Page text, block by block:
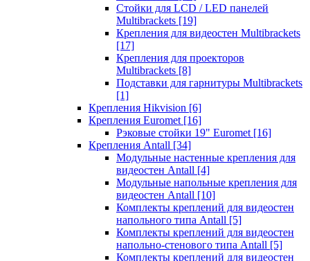
Стойки для LCD / LED панелей
Multibrackets [19]
Крепления для видеостен Multibrackets
[17]
Крепления для проекторов
Multibrackets [8]
Подставки для гарнитуры Multibrackets
[1]
Крепления Hikvision [6]
Крепления Euromet [16]
Рэковые стойки 19" Euromet [16]
Крепления Antall [34]
Модульные настенные крепления для
видеостен Antall [4]
Модульные напольные крепления для
видеостен Antall [10]
Комплекты креплений для видеостен
напольного типа Antall [5]
Комплекты креплений для видеостен
напольно-стенового типа Antall [5]
Комплекты креплений для видеостен